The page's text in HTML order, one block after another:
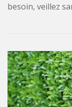
besoin, veillez